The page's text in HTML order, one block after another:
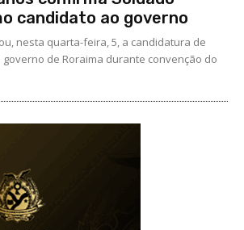
candidato ao governo
nesta quarta-feira, 5, a candidatura de
de Roraima durante convenção do